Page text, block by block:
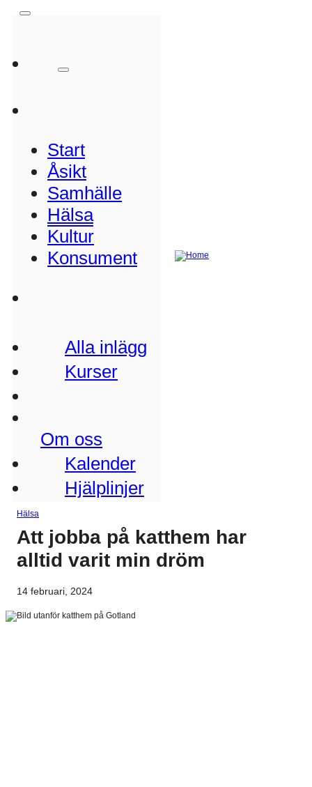
Start
Åsikt
Samhälle
Hälsa
Kultur
Konsument
Alla inlägg
Kurser
Om oss
Kalender
Hjälplinjer
Hälsa
Att jobba på katthem har
alltid varit min dröm
14 februari, 2024